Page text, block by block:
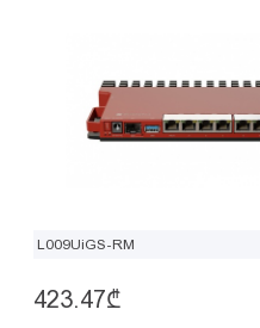
L009UiGS-RM
423.47₾